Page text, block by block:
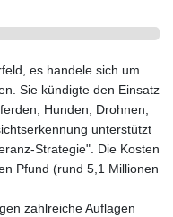
es handele sich um
Sie kündigte den Einsatz
Hunden, Drohnen,
unterstützt
Strategie". Die Kosten
Pfund (rund 5,1 Millionen
zahlreiche Auflagen